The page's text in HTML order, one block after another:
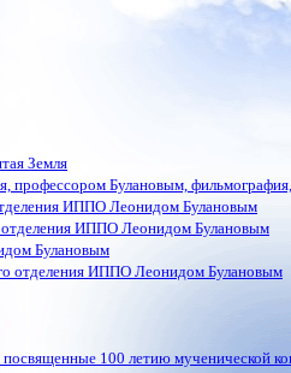
Земля
профессором Булановым,
ИППО Леонидом Булановым
ИППО Леонидом Булановым
Булановым
отделения ИППО Леонидом Булановым
100 летию мученической